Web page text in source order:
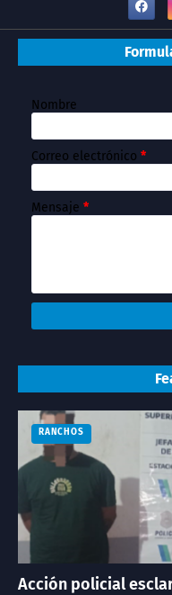
Nombre
Correo electrónico *
Mensaje *
RANCHOS
Acción policial